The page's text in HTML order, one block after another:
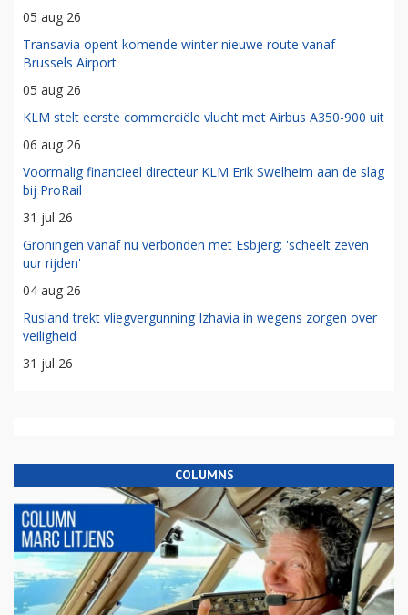
05 aug 26
Transavia opent komende winter nieuwe route vanaf
Brussels Airport
05 aug 26
KLM stelt eerste commerciële vlucht met Airbus A350-900 uit
06 aug 26
Voormalig financieel directeur KLM Erik Swelheim aan de slag
bij ProRail
31 jul 26
Groningen vanaf nu verbonden met Esbjerg: 'scheelt zeven
uur rijden'
04 aug 26
Rusland trekt vliegvergunning Izhavia in wegens zorgen over
veiligheid
31 jul 26
COLUMNS